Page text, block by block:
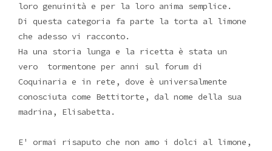
loro genuinità e per la loro anima semplice.
Di questa categoria fa parte la torta al limone
che adesso vi racconto.
Ha una storia lunga e la ricetta è stata un
vero tormentone per anni sul forum di
Coquinaria e in rete, dove è universalmente
conosciuta come Bettitorte, dal nome della sua
madrina, Elisabetta.
E' ormai risaputo che non amo i dolci al limone,